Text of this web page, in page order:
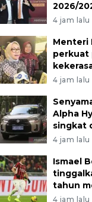
2026/
4 jam lalu
Menteri
perkuat
4 jam lalu
Alpha
singkat
4 jam lalu
Ismael
tahun
4 jam lalu